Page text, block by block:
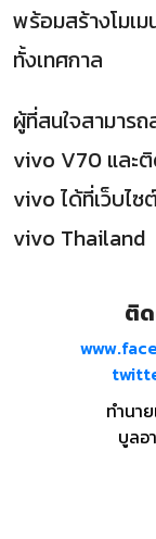
พร้อมสร้างโมเ
ทั้งเทศกาล
ผู้ที่สนใจสามาร
vivo V70 และติ
vivo ได้ที่เว็บไซ
vivo Thailand
ติ
ทำนา
บูลอ